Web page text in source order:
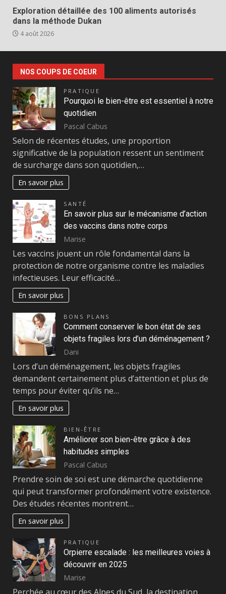
Exploration détaillée des 100 aliments autorisés
dans la méthode Dukan
4 août 2026
NOS COUPS DE COEUR
PRATIQUE
Pourquoi le bien-être est essentiel à notre
quotidien
Pascal Cabus
Selon de récentes études, une proportion
significative de la population ressent un sentiment
de surcharge dans son quotidien,…
En savoir plus
SANTÉ
En savoir plus sur le mécanisme d’action
des vaccins dans notre corps
Marise
Les vaccins jouent un rôle fondamental dans la
protection de notre organisme contre les maladies
infectieuses. Leur efficacité…
En savoir plus
BONS PLANS
Comment conserver le bon état de ses
objets fragiles lors d’un déménagement ?
Dani
Lors d’un déménagement, les objets fragiles
demandent certainement plus d’attention et plus de
temps pour éviter qu’ils ne…
En savoir plus
BIEN-ÊTRE
Améliorer son bien-être grâce à des
habitudes simples
Pascal Cabus
Prendre soin de soi est une démarche quotidienne
qui peut transformer profondément votre existence.
Des études récentes montrent…
En savoir plus
PRATIQUE
Orpierre escalade : les meilleures voies à
découvrir en 2025
Marise